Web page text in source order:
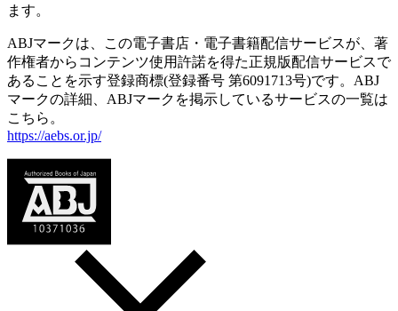
ます。
ABJマークは、この電子書店・電子書籍配信サービスが、著
作権者からコンテンツ使用許諾を得た正規版配信サービスで
あることを示す登録商標(登録番号 第6091713号)です。ABJ
マークの詳細、ABJマークを掲示しているサービスの一覧は
こちら。
https://aebs.or.jp/